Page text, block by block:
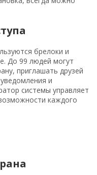
брелоки и
До 99 людей могут
приглашать друзей
и
системы управляет
каждого